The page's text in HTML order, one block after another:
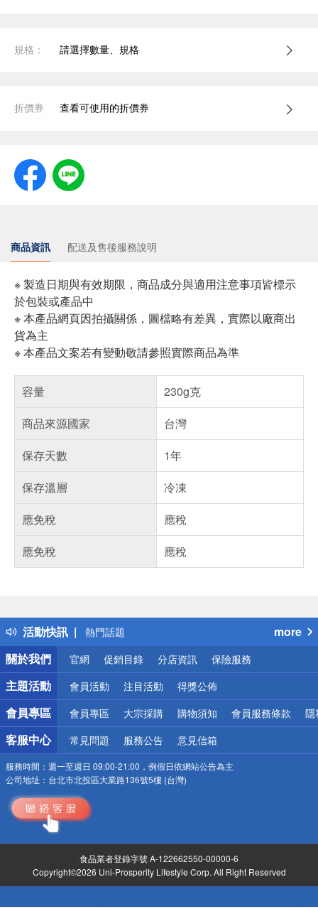
規格： 請選擇數量、規格
折價券 查看可使用的折價券
商品資訊 配送及售後服務說明
※ 製造日期與有效期限，商品成分與適用注意事項皆標示
於包裝或產品中
※ 本產品網頁因拍攝關係，圖檔略有差異，實際以廠商出
貨為主
※ 本產品文案若有變動敬請參照實際商品為準
容量
230g克
商品來源國家
台灣
保存天數
1年
保存溫層
冷凍
應免稅
應稅
應免稅
應稅
活動快訊
得獎公告
熱門話題
銀行優惠
偏遠地區配送
詐騙網頁！請小心！
more
關於我們
官網 促銷目錄 分店資訊 保險服務
主題活動 會員活動 注目活動 得獎公佈
會員專區 會員專區 大宗採購 購物須知 會員服務條款 隱
客服中心 常見問題 服務公告 意見信箱
服務時間： 週一至週日 09:00-21:00，例假日依網站公告為主
公司地址： 台北市北投區大業路136號5樓 (台灣)
食品業者登錄字號 A-122662550-00000-6
Copyright©2026 Uni-Prosperity Lifestyle Corp. All Right Reserved